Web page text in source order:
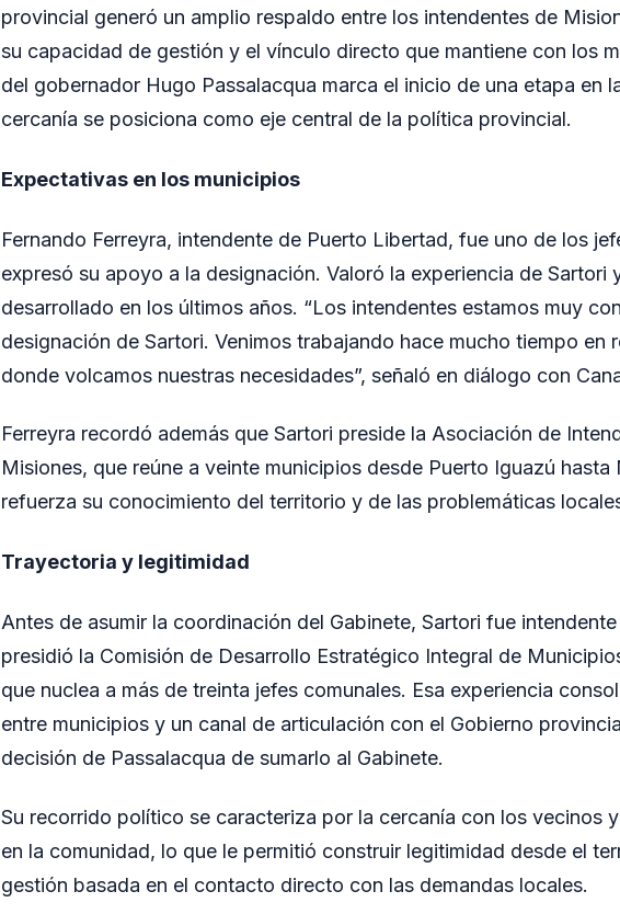
provincial generó un amplio respaldo entre los intendentes de
su capacidad de gestión y el vínculo directo que mantiene con los
del gobernador Hugo Passalacqua marca el inicio de una etapa en
cercanía se posiciona como eje central de la política provincial.
Expectativas en los municipios
Fernando Ferreyra, intendente de Puerto Libertad, fue uno de los
expresó su apoyo a la designación. Valoró la experiencia de Sartori
desarrollado en los últimos años. “Los intendentes estamos muy
designación de Sartori. Venimos trabajando hace mucho tiempo en
donde volcamos nuestras necesidades”, señaló en diálogo con
Ferreyra recordó además que Sartori preside la Asociación de
Misiones, que reúne a veinte municipios desde Puerto Iguazú
refuerza su conocimiento del territorio y de las problemáticas
Trayectoria y legitimidad
Antes de asumir la coordinación del Gabinete, Sartori fue
presidió la Comisión de Desarrollo Estratégico Integral de
que nuclea a más de treinta jefes comunales. Esa experiencia
entre municipios y un canal de articulación con el Gobierno
decisión de Passalacqua de sumarlo al Gabinete.
Su recorrido político se caracteriza por la cercanía con los vecinos
en la comunidad, lo que le permitió construir legitimidad desde el
gestión basada en el contacto directo con las demandas locales.